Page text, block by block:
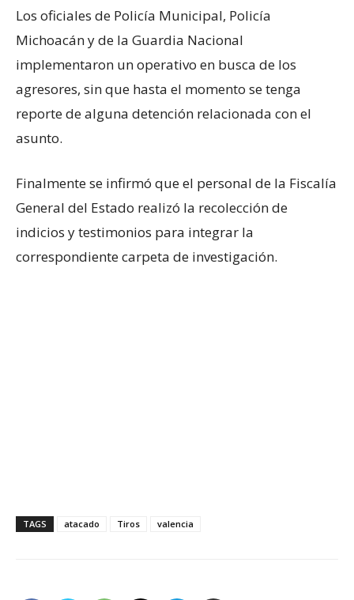
Los oficiales de Policía Municipal, Policía
Michoacán y de la Guardia Nacional
implementaron un operativo en busca de los
agresores, sin que hasta el momento se tenga
reporte de alguna detención relacionada con el
asunto.
Finalmente se infirmó que el personal de la Fiscalía
General del Estado realizó la recolección de
indicios y testimonios para integrar la
correspondiente carpeta de investigación.
TAGS atacado Tiros valencia